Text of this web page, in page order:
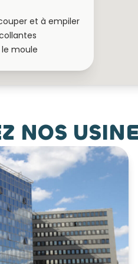
et à empiler
moule
NOS